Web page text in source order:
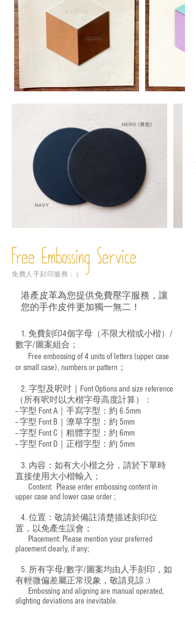
Free Embossing Service
免費人手刻印服務：）
港產皮革為您提供免費壓字服務，讓
您的手作皮件更加獨一無二！
1. 免費刻印4個字母（不限大楷或小楷）/
數字/圖案組合；
Free embossing of 4 units of letters (upper case
or small case), numbers or pattern；
2. 字型及呎吋｜ Font Options and size reference
（所有呎吋以大楷字母高度計算）：
-- 字型 Font A｜手寫字型：約 6.5mm
-- 字型 Font B｜潦草字型： 約 5mm
-- 字型 Font C｜粗體字型：約 6mm
-- 字型 Font D｜正楷字型： 約 5mm
3. 內容：如有大小楷之分，請於下單時
直接使用大小楷輸入；
​ Content: Please enter embossing content in
upper case and lower case order ;
4. 位置：敬請於備註清楚描述刻印位
置，以免產生誤會；
​ Placement: Please mention your preferred
placement clearly, if any;
5. 所有字母/數字/圖案均由人手刻印，如
有輕微偏差屬正常現象，敬請見諒 :)
​ Embossing and aligning are manual operated,
slighting deviations are inevitable.